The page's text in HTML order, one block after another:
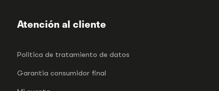
Atención al cliente
Politica de tratamiento de datos
Garantia consumidor final